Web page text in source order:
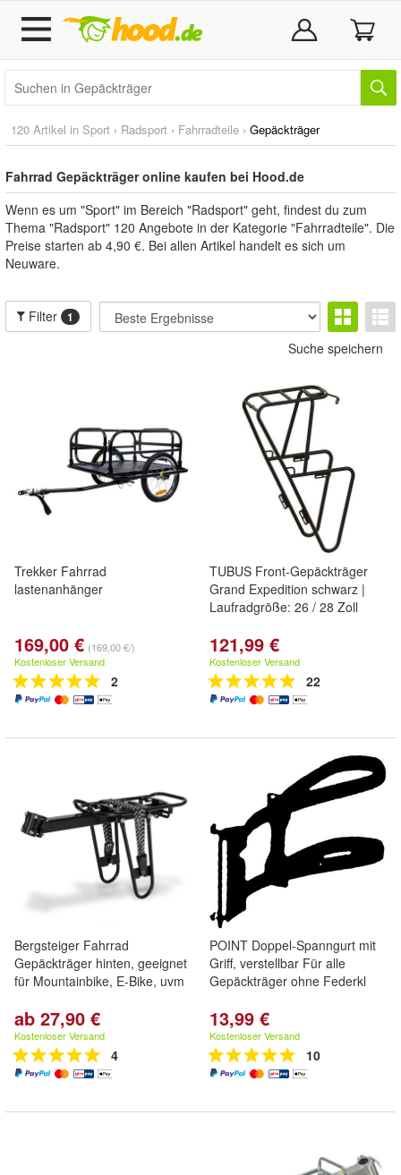
120 Artikel in Sport › Radsport › Fahrradteile › Gepäckträger
Fahrrad Gepäckträger online kaufen bei Hood.de
Wenn es um "Sport" im Bereich "Radsport" geht, findest du zum
Thema "Radsport" 120 Angebote in der Kategorie "Fahrradteile". Die
Preise starten ab 4,90 €. Bei allen Artikel handelt es sich um
Neuware.
Filter 1
Suche speichern
Trekker Fahrrad
lastenanhänger
169,00 € (169,00 €/)
Kostenloser Versand
2
TUBUS Front-Gepäckträger
Grand Expedition schwarz |
Laufradgröße: 26 / 28 Zoll
121,99 €
Kostenloser Versand
22
Bergsteiger Fahrrad
Gepäckträger hinten, geeignet
für Mountainbike, E-Bike, uvm
ab 27,90 €
Kostenloser Versand
4
POINT Doppel-Spanngurt mit
Griff, verstellbar Für alle
Gepäckträger ohne Federkl
13,99 €
Kostenloser Versand
10